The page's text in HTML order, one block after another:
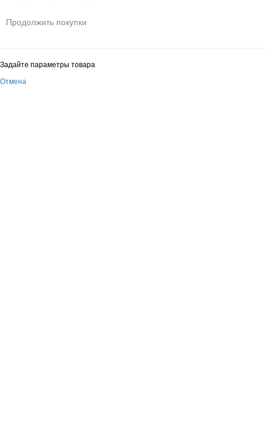
Продолжить покупки
Задайте параметры товара
Отмена